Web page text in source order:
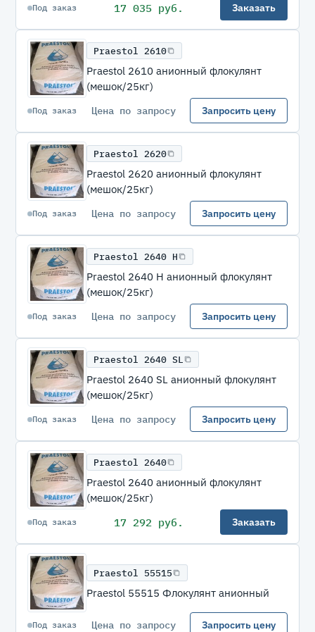
Под заказ 17 035 руб. Заказать
Praestol 2610
Praestol 2610 анионный флокулянт
(мешок/25кг)
Под заказ Цена по запросу Запросить цену
Praestol 2620
Praestol 2620 анионный флокулянт
(мешок/25кг)
Под заказ Цена по запросу Запросить цену
Praestol 2640 H
Praestol 2640 H анионный флокулянт
(мешок/25кг)
Под заказ Цена по запросу Запросить цену
Praestol 2640 SL
Praestol 2640 SL анионный флокулянт
(мешок/25кг)
Под заказ Цена по запросу Запросить цену
Praestol 2640
Praestol 2640 анионный флокулянт
(мешок/25кг)
Под заказ 17 292 руб. Заказать
Praestol 55515
Praestol 55515 Флокулянт анионный
Под заказ Цена по запросу Запросить цену